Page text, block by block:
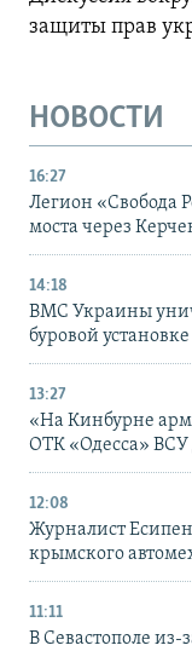
защиты прав
НОВОСТИ
16:27
Легион «Свобода
моста через
14:18
ВМС Украины
буровой
13:27
«На Кинбурне
ОТК «Одесса»
12:08
Журналист
крымского
11:11
В Севастополе